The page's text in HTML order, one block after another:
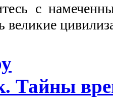
с
великие
Тайны